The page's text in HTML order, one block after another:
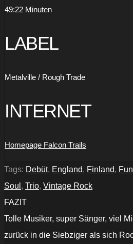
49:22 Minuten
LABEL
Metalville / Rough Trade
INTERNET
Homepage Falcon Trails
Tags: Debüt, England, Finland,
Soul , Trio, Vintage Rock
FAZIT
Tolle Musiker, super Sänger, viel
zurück in die Siebziger als sich